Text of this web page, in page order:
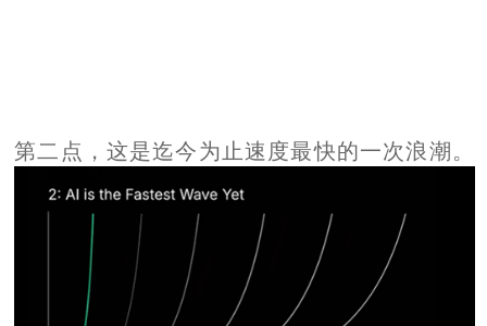
我们也因此可以看到一个明显现象：市场空白
正在快速被填补。图中这些公司，是在云计算
和移动时代达到10亿美元收入规模的企业，